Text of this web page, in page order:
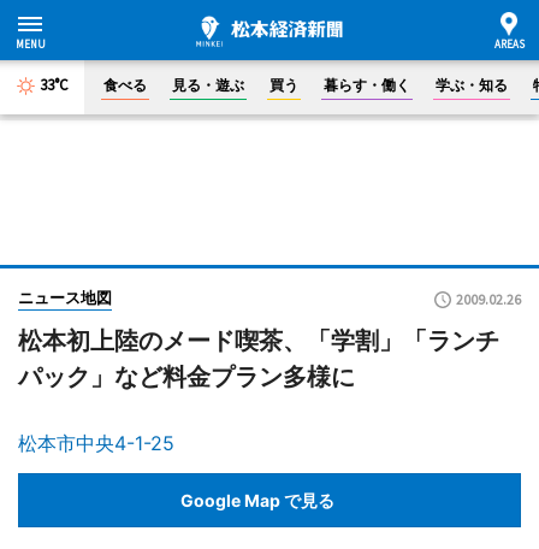
33°C 食べる 見る・遊ぶ 買う 暮らす・働く 学ぶ・知る
ニュース地図 2009.02.26
松本初上陸のメード喫茶、「学割」「ランチ
パック」など料金プラン多様に
松本市中央4-1-25
Google Map で見る